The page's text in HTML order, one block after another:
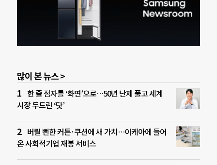
많이 본 뉴스 >
한 줄 점자를 ‘화면’으로…50년 난제 풀고 세계
시장 두드린 ‘닷’
버릴 뻔한 커튼·쿠션에 새 가치…이케아에 들어
온 사회적기업 재봉 서비스